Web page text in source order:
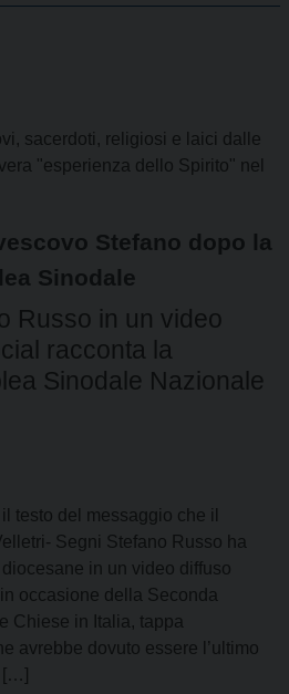
sacerdoti, religiosi e laici dalle
"esperienza dello Spirito" nel
Stefano dopo la
Sinodale
Russo in un video
racconta la
Sinodale Nazionale
testo del messaggio che il
Segni Stefano Russo ha
in un video diffuso
occasione della Seconda
Chiese in Italia, tappa
avrebbe dovuto essere l’ultimo
[…]